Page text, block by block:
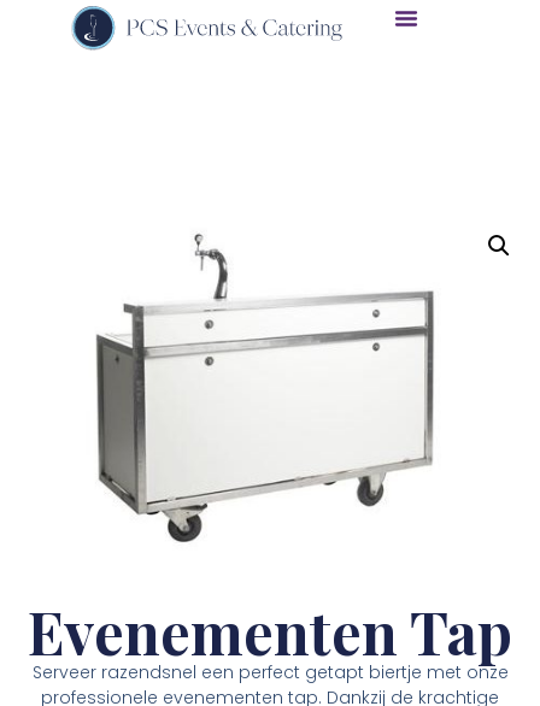
Evenementen Tap
Serveer razendsnel een perfect getapt biertje met onze
professionele evenementen tap. Dankzij de krachtige